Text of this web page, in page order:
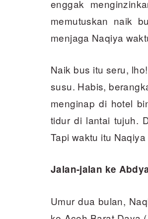
enggak
memutuskan naik
menjaga Naqiya
Naik bus itu seru,
susu. Habis,
menginap di hotel
tidur di lantai tujuh.
Tapi waktu itu
Jalan-jalan ke
Umur dua bulan,